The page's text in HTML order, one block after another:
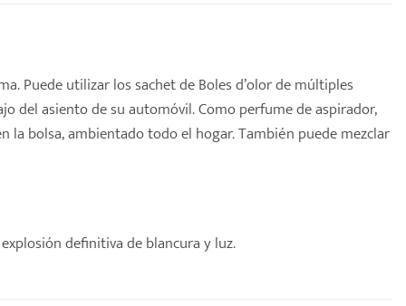
Puede utilizar lossachetdeBoles d’olorde múltiples
del asiento de su automóvil. Como perfume de aspirador,
bolsa, ambientado todo el hogar. También puede mezclar
definitiva de blancura y luz.